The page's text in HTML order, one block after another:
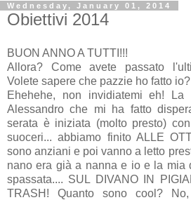
Wednesday, January 01, 2014
Obiettivi 2014
BUON ANNO A TUTTI!!!
Allora? Come avete passato
Volete sapere che pazzie ho fatto io?
Ehehehe, non invidiatemi eh!
Alessandro che mi ha fatto
serata è iniziata (molto presto)
suoceri... abbiamo finito ALLE
sono anziani e poi vanno a letto
nano era già a nanna e io e la mia
spassata.... SUL DIVANO IN
TRASH! Quanto sono cool?